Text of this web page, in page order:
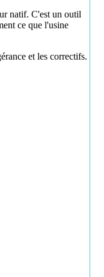
natif. C'est un outil
ce que l'usine
et les correctifs.